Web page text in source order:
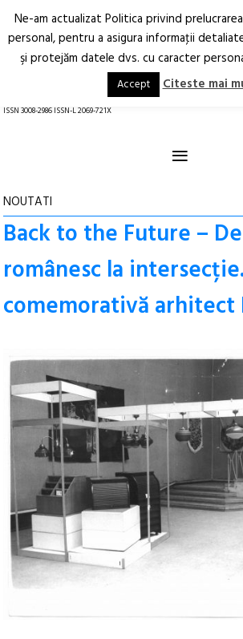
Arhitectură.
Oraș.
ISSN 3008-2986 ISSN-L 2069-721X
≡
NOUTATI
Back to the Future –
românesc la
comemorativă arhitect
Ne-am actualizat Politica privind
personal, pentru a asigura informaţii
şi protejăm datele dvs. cu caracter
Accept Citeste mai